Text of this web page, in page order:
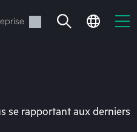
se rapportant aux derniers